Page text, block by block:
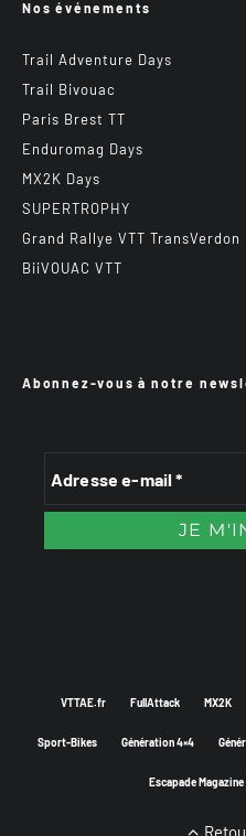
Nos événements
Trail Adventure Days
Trail Bivouac
Paris Brest TT
Enduromag Days
MX2K Days
SUPERTROPHY
Grand Rallye VTT TransVerdon
BiiVOUAC VTT
Abonnez-vous à notre
VTTAE.fr FullAttack MX2K
Sport-Bikes Génération 4×4
Escapade Magazine